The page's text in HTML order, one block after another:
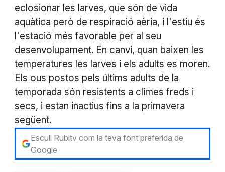
eclosionar les larves, que són de vida
aquàtica però de respiració aèria, i l'estiu és
l'estació més favorable per al seu
desenvolupament. En canvi, quan baixen les
temperatures les larves i els adults es moren.
Els ous postos pels últims adults de la
temporada són resistents a climes freds i
secs, i estan inactius fins a la primavera
següent.
Escull Rubitv com la teva font preferida de
Google